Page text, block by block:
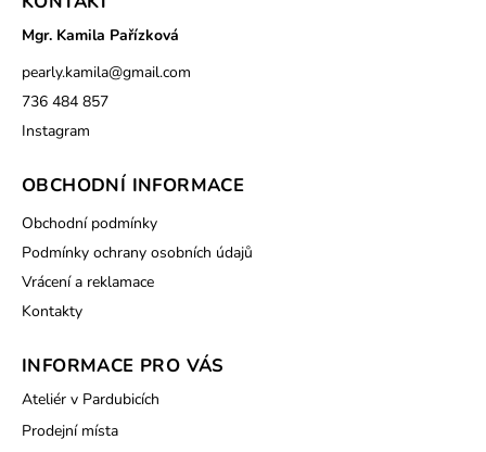
Mgr. Kamila Pařízková
pearly.kamila@gmail.com
736 484 857
Instagram
OBCHODNÍ INFORMACE
Obchodní podmínky
Podmínky ochrany osobních údajů
Vrácení a reklamace
Kontakty
INFORMACE PRO VÁS
Ateliér v Pardubicích
Prodejní místa